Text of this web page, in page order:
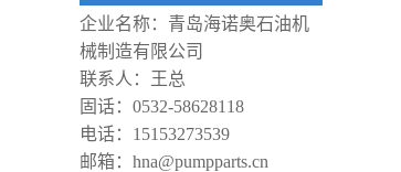
企业名称：青岛海诺奥石油机
械制造有限公司
联系人：王总
固话：0532-58628118
电话：15153273539
邮箱：hna@pumpparts.cn